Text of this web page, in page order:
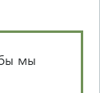
мы